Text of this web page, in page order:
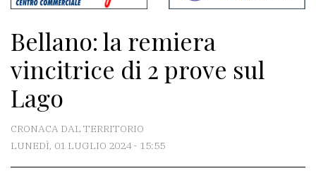
Meteo
CONTATTI
La
redazione
Bellano: la remiera
vincitrice di 2 prove sul
Lago
CRONACA DAL TERRITORIO
LUNEDÌ, 01 LUGLIO 2024 - 15:55